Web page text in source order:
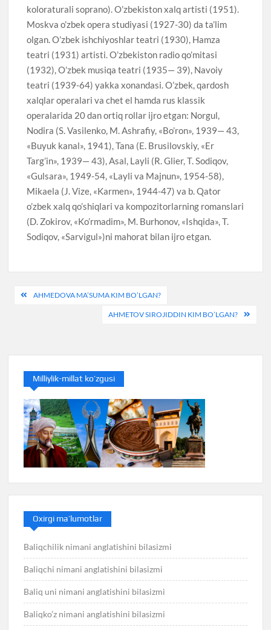
koloraturali soprano). O’zbekiston xalq artisti (1951).
Moskva o’zbek opera studiyasi (1927-30) da ta’lim
olgan. O’zbek ishchiyoshlar teatri (1930), Hamza
teatri (1931) artisti. O’zbekiston radio qo’mitasi
(1932), O’zbek musiqa teatri (1935— 39), Navoiy
teatri (1939-64) yakka xonandasi. O’zbek, qardosh
xalqlar operalari va chet el hamda rus klassik
operalarida 20 dan ortiq rollar ijro etgan: Norgul,
Nodira (S. Vasilenko, M. Ashrafiy, «Bo’ron», 1939— 43,
«Buyuk kanal», 1941), Tana (E. Brusilovskiy, «Er
Targ’in», 1939— 43), Asal, Layli (R. Glier, T. Sodiqov,
«Gulsara», 1949-54, «Layli va Majnun», 1954-58),
Mikaela (J. Vize, «Karmen», 1944-47) va b. Qator
o’zbek xalq qo’shiqlari va kompozitorlarning romanslari
(D. Zokirov, «Ko’rmadim», M. Burhonov, «Ishqida», T.
Sodiqov, «Sarvigul»)ni mahorat bilan ijro etgan.
PostAHMEDOVA MA’SUMA KIM BO’LGAN?
AHMETOV SIROJIDDIN KIM BO’LGAN?
Milliylik-millat ko’zgusi
Oxirgi ma’lumotlar
Baliqchilik nimani anglatishini bilasizmi
Baliqchi nimani anglatishini bilasizmi
Baliq uni nimani anglatishini bilasizmi
Baliqko’z nimani anglatishini bilasizmi